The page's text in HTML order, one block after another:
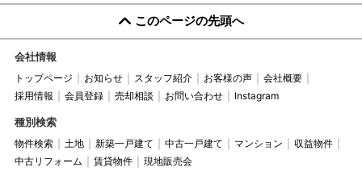
このページの先頭へ
会社情報
トップページ お知らせ スタッフ紹介 お客様の声
会社概要
採用情報
会員登録 売却相談 お問い合わせ Instagram
種別検索
物件検索 土地 新築一戸建て 中古一戸建て マンション
収益物件
中古リフォーム
賃貸物件 現地販売会